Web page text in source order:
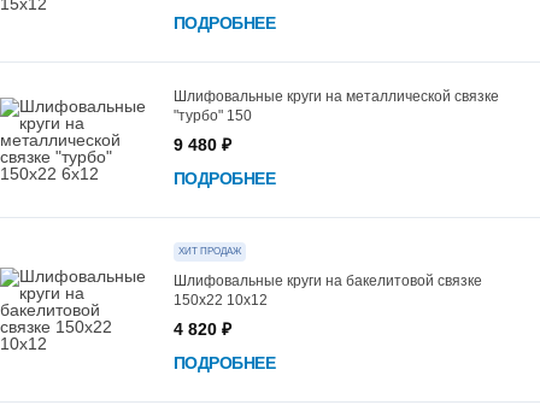
ПОДРОБНЕЕ
Шлифовальные круги на металлической связке
"турбо" 150
9 480 ₽
ПОДРОБНЕЕ
Шлифовальные круги на бакелитовой связке
150х22 10х12
ХИТ ПРОДАЖ
4 820 ₽
ПОДРОБНЕЕ